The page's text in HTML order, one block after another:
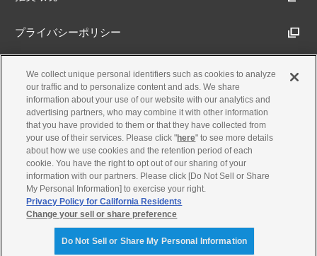
プライバシーポリシー
Cookieポリシー
アクセシビリティ方針
古物営業法に基づく表示
製品・事業のお問合せ
We collect unique personal identifiers such as cookies to analyze
our traffic and to personalize content and ads. We share
information about your use of our website with our analytics and
advertising partners, who may combine it with other information
that you have provided to them or that they have collected from
your use of their services. Please click "here" to see more details
about how we use cookies and the retention period of each
cookie. You have the right to opt out of our sharing of your
information with our partners. Please click [Do Not Sell or Share
My Personal Information] to exercise your right.
Privacy Policy for California Residents
Change your sell or share preference
Do Not Sell or Share My Personal Information